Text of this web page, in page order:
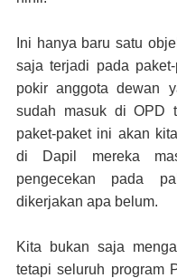
Ini hanya baru satu
saja terjadi pada
pokir anggota dewan
sudah masuk di OPD
paket-paket ini akan
di Dapil mereka
pengecekan pada
dikerjakan apa belum.
Kita bukan saja
tetapi seluruh program